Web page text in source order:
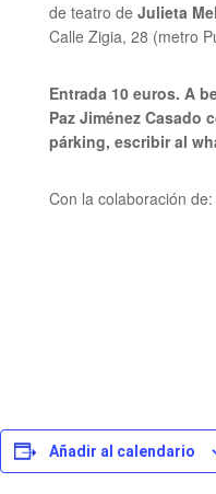
de teatro de Julieta
Calle Zigia, 28 (metro
Entrada 10 euros. A
Paz Jiménez Casado
párking, escribir al
Con la colaboración
Añadir al calendario